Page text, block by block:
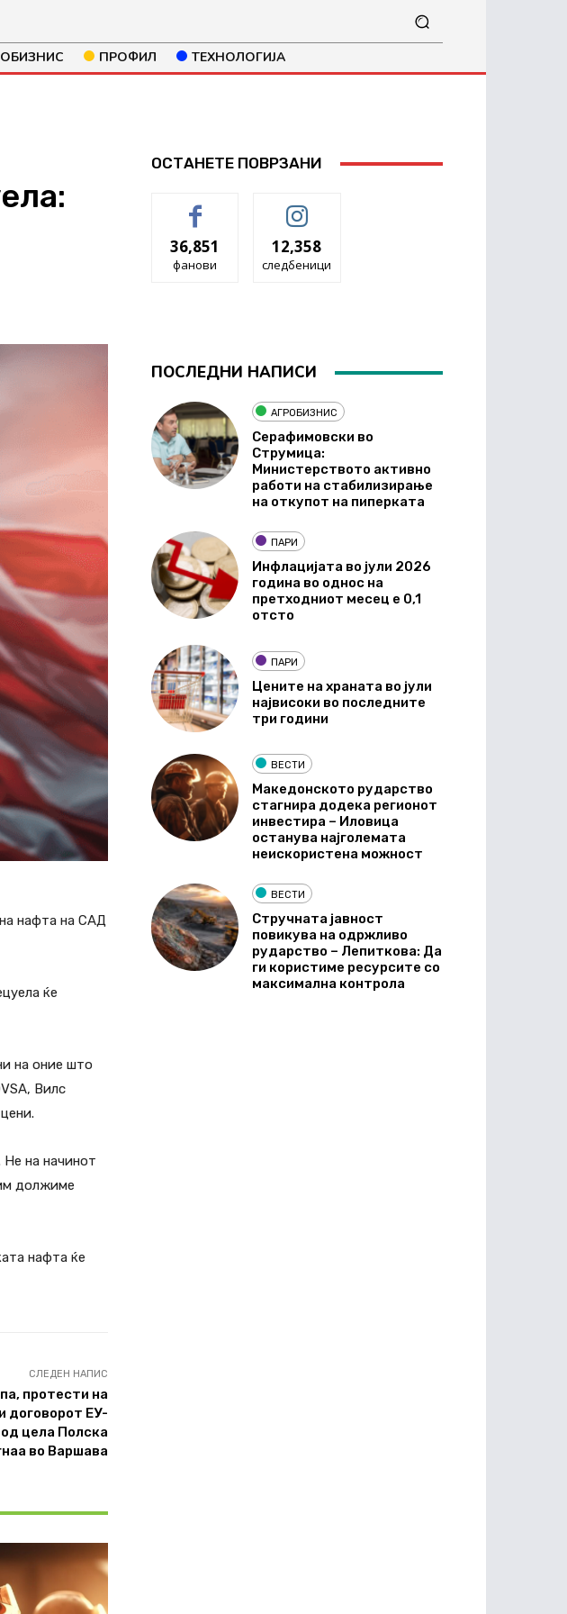
ПРОФИЛ ТЕХНОЛОГИЈА
нафта на САД
ќе
на оние што
Вилс
Не на начинот
должиме
нафта ќе
СЛЕДЕН НАПИС
протести на
договорот ЕУ-
цела Полска
во Варшава
ОСТАНЕТЕ ПОВРЗАНИ
36,851
фанови
12,358
следбеници
ПОСЛЕДНИ НАПИСИ
АГРОБИЗНИС
Серафимовски во
Струмица:
Министерството активно
работи на стабилизирање
на откупот на пиперката
ПАРИ
Инфлацијата во јули 2026
година во однос на
претходниот месец е 0,1
отсто
ПАРИ
Цените на храната во јули
највисоки во последните
три години
ВЕСТИ
Македонското рударство
стагнира додека регионот
инвестира – Иловица
останува најголемата
неискористена можност
ВЕСТИ
Стручната јавност
повикува на одржливо
рударство – Лепиткова: Да
ги користиме ресурсите со
максимална контрола